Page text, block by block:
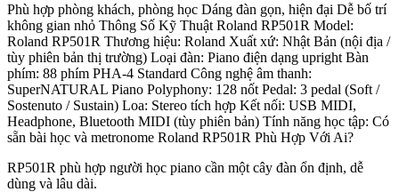
Phù hợp phòng khách, phòng học Dáng đàn gọn, hiện đại Dễ bố trí
không gian nhỏ Thông Số Kỹ Thuật Roland RP501R Model:
Roland RP501R Thương hiệu: Roland Xuất xứ: Nhật Bản (nội địa /
tùy phiên bản thị trường) Loại đàn: Piano điện dạng upright Bàn
phím: 88 phím PHA-4 Standard Công nghệ âm thanh:
SuperNATURAL Piano Polyphony: 128 nốt Pedal: 3 pedal (Soft /
Sostenuto / Sustain) Loa: Stereo tích hợp Kết nối: USB MIDI,
Headphone, Bluetooth MIDI (tùy phiên bản) Tính năng học tập: Có
sẵn bài học và metronome Roland RP501R Phù Hợp Với Ai?
RP501R phù hợp người học piano cần một cây đàn ổn định, dễ
dùng và lâu dài.